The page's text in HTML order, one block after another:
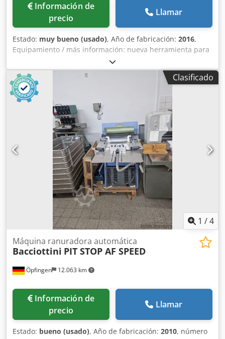
Información de
precio
Llamar
Estado: muy bueno (usado), Año de fabricación: 2016,
Equipamiento / más información: nueva herramienta para
perforar Cedpey Ukp Sjfx Af Esrf
Clasificado
1 /4
Öpfingen 12.063 km
Máquina ranuradora automática
Bacciottini PIT STOP AF SPEED
Información de
precio
Llamar
Estado: bueno (usado), Año de fabricación: 2010, número